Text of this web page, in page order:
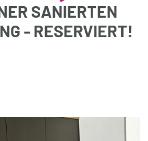
SANIERTEN
- RESERVIERT!